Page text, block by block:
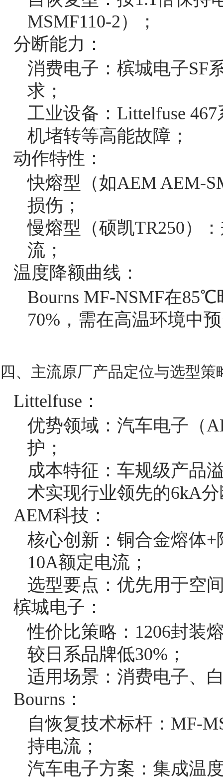
MSMF110-2）；
分断能力：
消费电子：槟城电子SF
求；
工业设备：Littelfuse
机堵转等高能故障；
动作特性：
快熔型（如AEM AEM-
损伤；
慢熔型（硕凯TR250）
流；
温度降额曲线：
Bourns MF-NSMF在
70%，需在高温环境中
四、主流原厂产品定位与选型策
Littelfuse：
优势领域：汽车电子（
护；
成本特征：车规级产品
术实现行业领先的6kA
AEM科技：
核心创新：铜合金熔体
10A额定电流；
选型要点：优先用于空
槟城电子：
性价比策略：1206封装
较日系品牌低30%；
适用场景：消费电子、
Bourns：
自恢复技术标杆：MF-
持电流；
汽车电子方案：集成温